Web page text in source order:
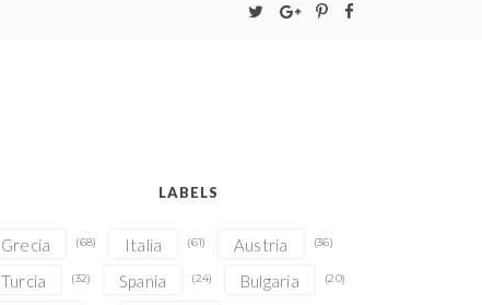
LABELS
Grecia (68) Italia (61) Austria (36)
Turcia (32) Spania (24) Bulgaria (20)